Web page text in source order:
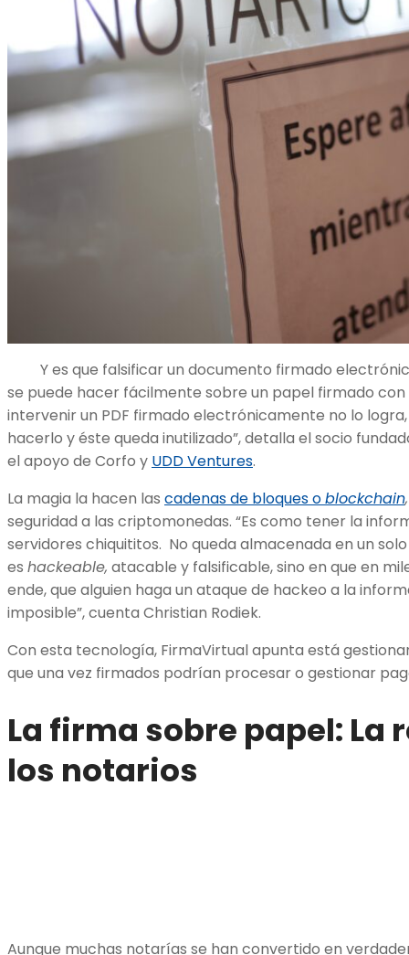
Y es que falsificar un documento firmado
se puede hacer fácilmente sobre un papel firmado con
intervenir un PDF firmado electrónicamente no lo
hacerlo y éste queda inutilizado”, detalla el socio
el apoyo de Corfo y UDD Ventures.
La magia la hacen las cadenas de bloques oblockchain
seguridad a las criptomonedas. “Es como tener la
servidores chiquititos. No queda almacenada en un
es hackeable, atacable y falsificable, sino en que en
ende, que alguien haga un ataque de hackeo a la
imposible”, cuenta Christian Rodiek.
Con esta tecnología, FirmaVirtual apunta está
que una vez firmados podrían procesar o gestionar
La firma sobre papel: La
los notarios
Aunque muchas notarías se han convertido en